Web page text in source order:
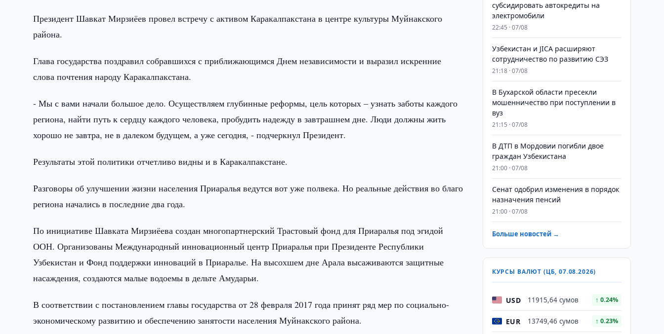
Президент Шавкат Мирзиёев провел встречу с активом Каракалпакстана в центре культуры Муйнакского
района.
Глава государства поздравил собравшихся с приближающимся Днем независимости и выразил искренние
слова почтения народу Каракалпакстана.
- Мы с вами начали большое дело. Осуществляем глубинные реформы, цель которых – узнать заботы каждого
региона, найти путь к сердцу каждого человека, пробудить надежду в завтрашнем дне. Люди должны жить
хорошо не завтра, не в далеком будущем, а уже сегодня, - подчеркнул Президент.
Результаты этой политики отчетливо видны и в Каракалпакстане.
Разговоры об улучшении жизни населения Приаралья ведутся вот уже полвека. Но реальные действия во благо
региона начались в последние два года.
По инициативе Шавката Мирзиёева создан многопартнерский Трастовый фонд для Приаралья под эгидой
ООН. Организованы Международный инновационный центр Приаралья при Президенте Республики
Узбекистан и Фонд поддержки инноваций в Приаралье. На высохшем дне Арала высаживаются защитные
насаждения, создаются малые водоемы в дельте Амударьи.
В соответствии с постановлением главы государства от 28 февраля 2017 года принят ряд мер по социально-
экономическому развитию и обеспечению занятости населения Муйнакского района.
субсидировать автокредиты на
электромобили
22:45 · 07/08
Узбекистан и JICA расширяют
сотрудничество по развитию СЭЗ
21:18 · 07/08
В Бухарской области пресекли
мошенничество при поступлении в
вуз
21:15 · 07/08
В ДТП в Мордовии погибли двое
граждан Узбекистана
21:00 · 07/08
Сенат одобрил изменения в порядок
назначения пенсий
21:00 · 07/08
Больше новостей →
КУРСЫ ВАЛЮТ (ЦБ, 07.08.2026)
USD 11915,64 сумов ↑ 0.24%
EUR 13749,46 сумов ↑ 0.23%